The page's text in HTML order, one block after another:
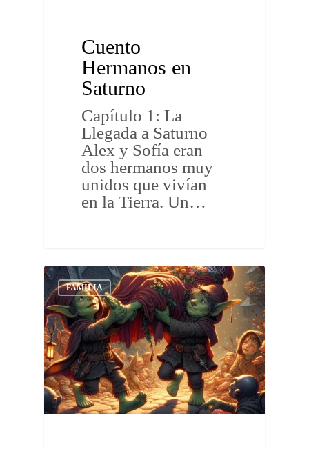
Cuento
Hermanos en
Saturno
Capítulo 1: La
Llegada a Saturno
Alex y Sofía eran
dos hermanos muy
unidos que vivían
en la Tierra. Un…
FAMILIA